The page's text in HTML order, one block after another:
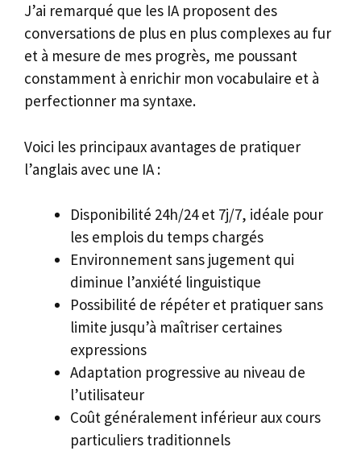
J’ai remarqué que les IA proposent des
conversations de plus en plus complexes au fur
et à mesure de mes progrès, me poussant
constamment à enrichir mon vocabulaire et à
perfectionner ma syntaxe.
Voici les principaux avantages de pratiquer
l’anglais avec une IA :
Disponibilité 24h/24 et 7j/7, idéale pour
les emplois du temps chargés
Environnement sans jugement qui
diminue l’anxiété linguistique
Possibilité de répéter et pratiquer sans
limite jusqu’à maîtriser certaines
expressions
Adaptation progressive au niveau de
l’utilisateur
Coût généralement inférieur aux cours
particuliers traditionnels